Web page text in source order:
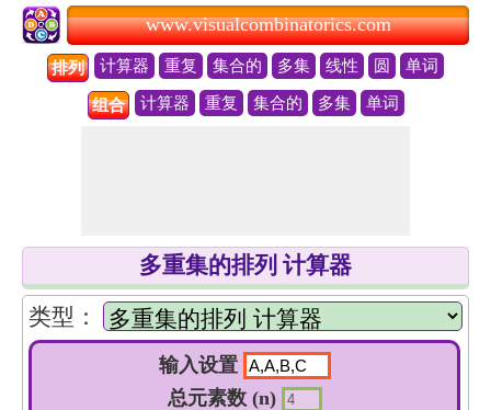
www.visualcombinatorics.com
排列 计算器 重复 集合的 多集 线性 圆 单词
组合 计算器 重复 集合的 多集 单词
多重集的排列 计算器
类型：
输入设置
总元素数 (n)